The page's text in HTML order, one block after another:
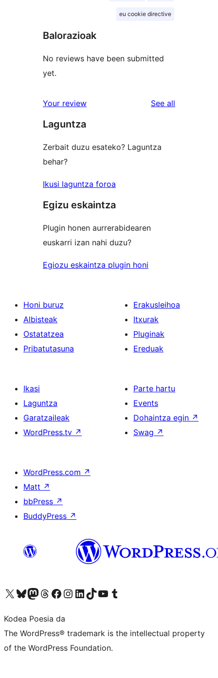
eu cookie directive
Balorazioak
No reviews have been submitted
yet.
Your review See all
Laguntza
Zerbait duzu esateko? Laguntza
behar?
Ikusi laguntza foroa
Egizu eskaintza
Plugin honen aurrerabidearen
euskarri izan nahi duzu?
Egiozu eskaintza plugin honi
Honi buruz
Albisteak
Ostatatzea
Pribatutasuna
Erakusleihoa
Itxurak
Pluginak
Ereduak
Ikasi
Laguntza
Garatzaileak
WordPress.tv ↗
Parte hartu
Events
Dohaintza egin ↗
Swag ↗
WordPress.com ↗
Matt ↗
bbPress ↗
BuddyPress ↗
Visit our X (formerly Twitter) account
Visit our Bluesky account
Visit our Mastodon account
Visit our Threads account
Bisitatu gure Facebook orrialdea
Visit our Instagram account
Visit our LinkedIn account
Visit our TikTok account
Visit our YouTube channel
Visit our Tumblr account
Kodea Poesia da
The WordPress® trademark is the intellectual property
of the WordPress Foundation.